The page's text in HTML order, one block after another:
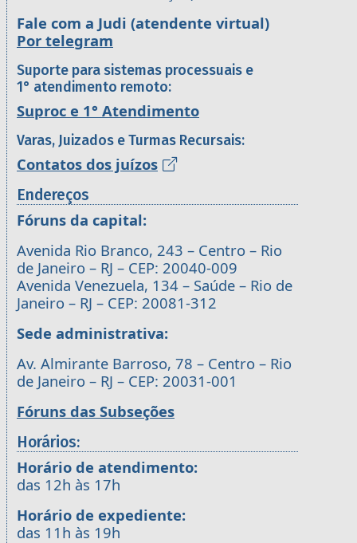
Fale com a Judi (atendente virtual)
Por telegram
Suporte para sistemas processuais e
1° atendimento remoto:
Suproc e 1° Atendimento
Varas, Juizados e Turmas Recursais:
Contatos dos juízos
Endereços
Fóruns da capital:
Avenida Rio Branco, 243 – Centro – Rio
de Janeiro – RJ – CEP: 20040-009
Avenida Venezuela, 134 – Saúde – Rio de
Janeiro – RJ – CEP: 20081-312
Sede administrativa:
Av. Almirante Barroso, 78 – Centro – Rio
de Janeiro – RJ – CEP: 20031-001
Fóruns das Subseções
Horários:
Horário de atendimento:
das 12h às 17h
Horário de expediente:
das 11h às 19h